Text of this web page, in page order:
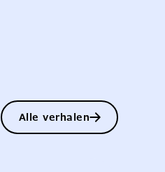
Alle verhalen